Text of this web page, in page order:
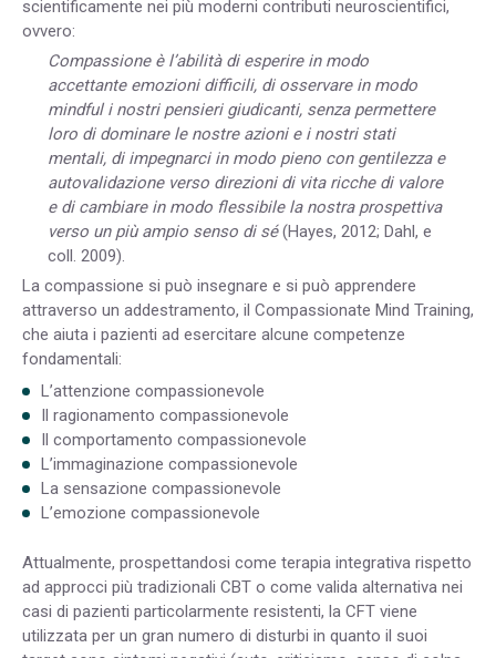
scientificamente nei più moderni contributi neuroscientifici,
ovvero:
Compassione è l’abilità di esperire in modo
accettante emozioni difficili, di osservare in modo
mindful i nostri pensieri giudicanti, senza permettere
loro di dominare le nostre azioni e i nostri stati
mentali, di impegnarci in modo pieno con gentilezza e
autovalidazione verso direzioni di vita ricche di valore
e di cambiare in modo flessibile la nostra prospettiva
verso un più ampio senso di sé(Hayes, 2012; Dahl, e
coll. 2009).
La compassione si può insegnare e si può apprendere
attraverso un addestramento, il Compassionate Mind Training,
che aiuta i pazienti ad esercitare alcune competenze
fondamentali:
L’attenzione compassionevole
Il ragionamento compassionevole
Il comportamento compassionevole
L’immaginazione compassionevole
La sensazione compassionevole
L’emozione compassionevole
Attualmente, prospettandosi come terapia integrativa rispetto
ad approcci più tradizionali CBT o come valida alternativa nei
casi di pazienti particolarmente resistenti, la CFT viene
utilizzata per un gran numero di disturbi in quanto il suoi